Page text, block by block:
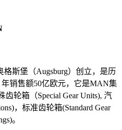
格斯堡（Augsburg）创立，是历
销售额50亿欧元，它是MAN集
轮箱（Special Gear Units), 汽
，标准齿轮箱(Standard Gear
。